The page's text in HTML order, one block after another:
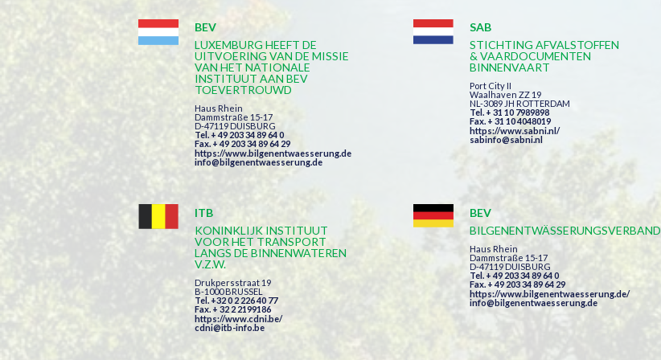
BEV
LUXEMBURG HEEFT DE
UITVOERING VAN DE MISSIE
VAN HET NATIONALE
INSTITUUT AAN BEV
TOEVERTROUWD
Haus Rhein
Dammstraße 15-17
D-47119 DUISBURG
Tel. + 49 203 34 89 64 0
Fax. + 49 203 34 89 64 29
https://www.bilgenentwaesserung.de
info@bilgenentwaesserung.de
SAB
STICHTING AFVALSTOFFEN
& VAARDOCUMENTEN
BINNENVAART
Port City II
Waalhaven ZZ 19
NL-3089 JH ROTTERDAM
Tel. + 31 10 7989898
Fax. + 31 10 4048019
https://www.sabni.nl/
sabinfo@sabni.nl
ITB
KONINKLIJK INSTITUUT
VOOR HET TRANSPORT
LANGS DE BINNENWATEREN
V.Z.W.
Drukpersstraat 19
B-1000 BRUSSEL
Tel. +32 0 2 226 40 77
Fax. + 32 2 2199186
https://www.cdni.be/
cdni@itb-info.be
BEV
BILGENENTWÄSSERUNGSVERBAND
Haus Rhein
Dammstraße 15-17
D-47119 DUISBURG
Tel. + 49 203 34 89 64 0
Fax. + 49 203 34 89 64 29
https://www.bilgenentwaesserung.de/
info@bilgenentwaesserung.de